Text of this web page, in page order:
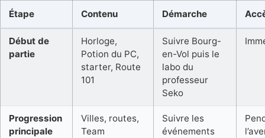
Étape Contenu Démarche
Début de
partie
Horloge,
Potion du PC,
starter, Route
101
Suivre Bourg-
en-Vol puis le
labo du
professeur
Seko
Progression
principale
Villes, routes,
Team
Suivre les
événements